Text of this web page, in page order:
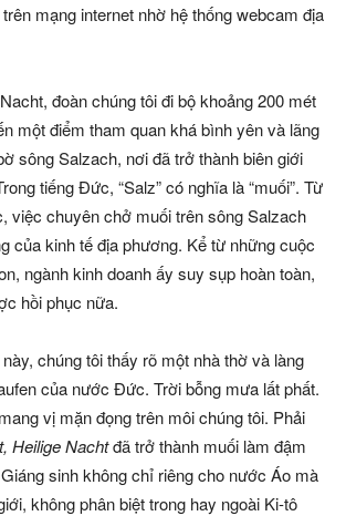
mạng internet nhờ hệ thống webcam địa
đoàn chúng tôi đi bộ khoảng 200 mét
một điểm tham quan khá bình yên và lãng
sông Salzach, nơi đã trở thành biên giới
tiếng Đức, “Salz” có nghĩa là “muối”. Từ
việc chuyên chở muối trên sông Salzach
của kinh tế địa phương. Kể từ những cuộc
ngành kinh doanh ấy suy sụp hoàn toàn,
hồi phục nữa.
chúng tôi thấy rõ một nhà thờ và làng
của nước Đức. Trời bỗng mưa lất phất.
vị mặn đọng trên môi chúng tôi. Phải
Heilige Nachtđã trở thành muối làm đậm
sinh không chỉ riêng cho nước Áo mà
không phân biệt trong hay ngoài Ki-tô